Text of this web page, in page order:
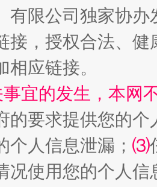
被判无期 从幼
有限公司独家协
接，授权合法、
应链接。
宜的发生，本网
的要求提供您的个
个人信息泄漏； ⑶
况使用您的个人